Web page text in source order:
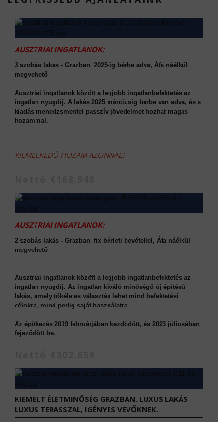
AUSZTRIAI INGATLANOK:
3 szobás lakás - Grazban, 2025-ig bérbe adva, Áfa náélkül
megvehető
Ausztriai ingatlanok között a legjobb ingatlanbefektetés az
ingatlan nyugdíj. A lakás 2025 márciusig bérbe van adva, és a
kiadás menedzsmentel passzív jövedelmet hozhat magas
hozammal.
KIEMELKEDŐ HOZAM AZONNAL!
AUSZTRIAI INGATLANOK:
2 szobás lakás - Grazban, fix bérleti bevétellel, Áfa náélkül
megvehető
Ausztriai ingatlanok között a legjobb ingatlanbefektetés az
ingatlan nyugdíj. Az ingatlan kiváló minőségű új építésű
lakás, amely tökéletes választás lehet mind befektetési
célokra, mind pedig saját használatra.
Az építkezés 2019 februárjában kezdődött, és 2023 júliusában
fejeződött be.
KIEMELT ÉLETMINŐSÉG GRAZBAN. LUXUS LAKÁS
LUXUS TERASSZAL, IGÉNYES VEVŐKNEK.